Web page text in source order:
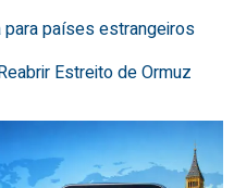
países estrangeiros
Estreito de Ormuz